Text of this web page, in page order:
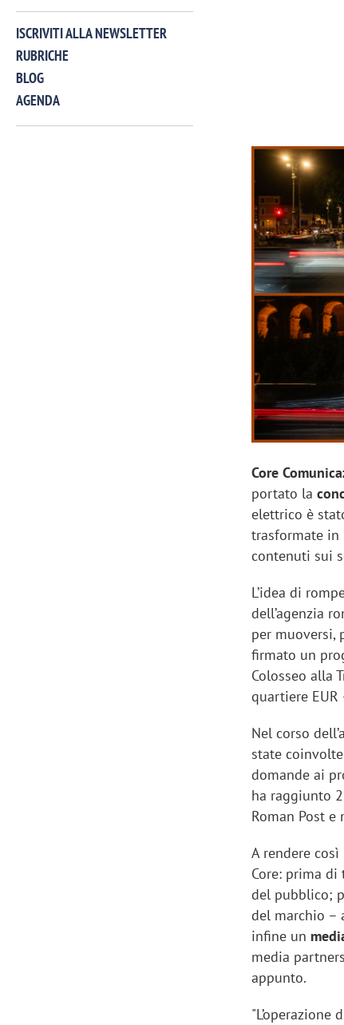
ISCRIVITI ALLA NEWSLETTER
RUBRICHE
BLOG
AGENDA
Core
portato la
elettrico è
trasformate
contenuti sui
L’idea di
dell’agenzia
per muoversi,
firmato un
Colosseo alla
quartiere
Nel corso
state
domande ai
ha raggiunto
Roman Post
A rendere
Core: prima di
del pubblico;
del marchio –
infine un
media
appunto.
Manassero, Samsung Ads: «Con Total
Perez,
crescere»